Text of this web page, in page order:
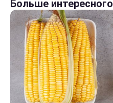
Больше интересного